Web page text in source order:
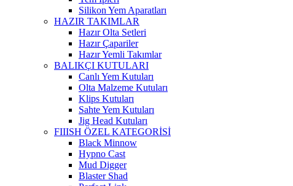
Silikon Yem Aparatları
HAZIR TAKIMLAR
Hazır Olta Setleri
Hazır Çapariler
Hazır Yemli Takımlar
BALIKÇI KUTULARI
Canlı Yem Kutuları
Olta Malzeme Kutuları
Klips Kutuları
Sahte Yem Kutuları
Jig Head Kutuları
FIIISH ÖZEL KATEGORİSİ
Black Minnow
Hypno Cast
Mud Digger
Blaster Shad